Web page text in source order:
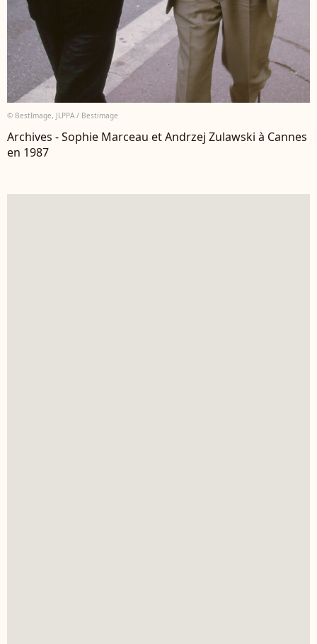
© BestImage, JLPPA / Bestimage
Archives - Sophie Marceau et Andrzej Zulawski à Cannes
en 1987